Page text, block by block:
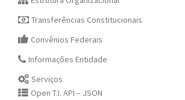
Transferências Constitucionais
Convênios Federais
Informações Entidade
Serviços
Open T.I. API – JSON